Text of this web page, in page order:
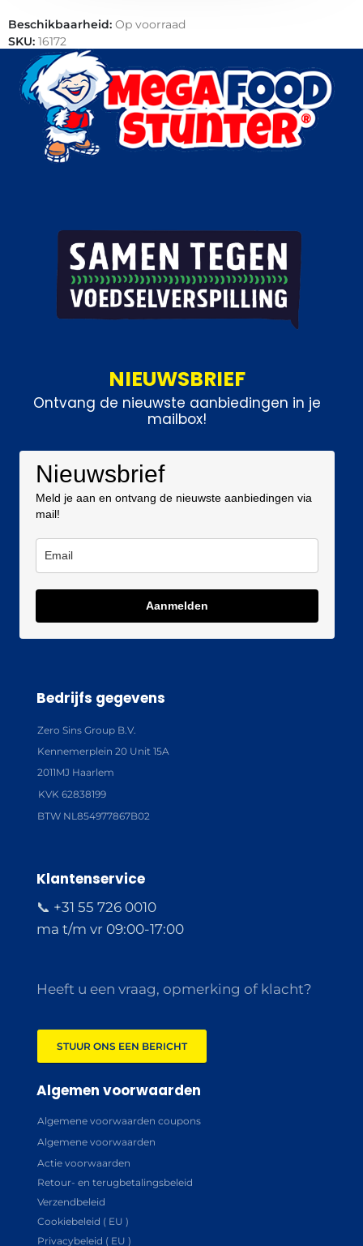
Beschikbaarheid: Op voorraad
SKU: 16172
Categorieën:Bakkerij
NIEUWSBRIEF
Ontvang de nieuwste aanbiedingen in je
mailbox!
Nieuwsbrief
Meld je aan en ontvang de nieuwste aanbiedingen via
mail!
Aanmelden
Bedrijfs gegevens
Zero Sins Group B.V.
Kennemerplein 20 Unit 15A
2011MJ Haarlem
KVK 62838199
BTW NL854977867B02
Klantenservice
📞 +31 55 726 0010
ma t/m vr 09:00-17:00
Heeft u een vraag, opmerking of klacht?
STUUR ONS EEN BERICHT
Algemen voorwaarden
Algemene voorwaarden coupons
Algemene voorwaarden
Actie voorwaarden
Retour- en terugbetalingsbeleid
Verzendbeleid
Cookiebeleid ( EU )
Privacybeleid ( EU )